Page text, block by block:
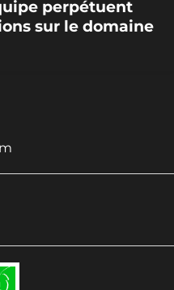
perpétuent
sur le domaine